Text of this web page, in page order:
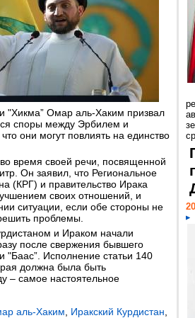
"Хикма” Омар аль-Хаким призвал
споры между Эрбилем и
они могут повлиять на единство
время своей речи, посвященной
Он заявил, что Региональное
(КРГ) и правительство Ирака
своих отношений, и
ситуации, если обе стороны не
проблемы.
и Ираком начали
после свержения бывшего
"Баас”. Исполнение статьи 140
должна была быть
– самое настоятельное
аль-Хаким Иракский Курдистан